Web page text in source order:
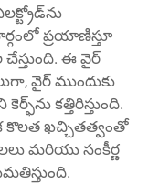
ప్రయాణిస్తూ
ఈ వైర్
వైర్ ముందుకు
కత్తిరిస్తుంది.
కొలత ఖచ్చితత్వంతో
మరియు సంకీర్ణ